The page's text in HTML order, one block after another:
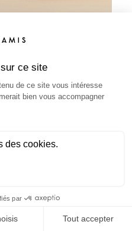
Zest